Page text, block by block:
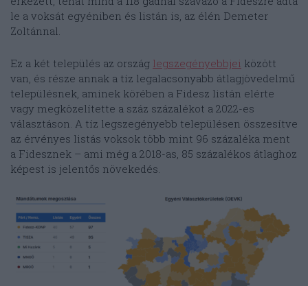
le a voksát egyéniben és listán is, az élén Demeter
Zoltánnal.
Ez a két település az ország legszegényebbjei között
van, és része annak a tíz legalacsonyabb átlagjövedelmű
településnek, aminek körében a Fidesz listán elérte
vagy megközelítette a száz százalékot a 2022-es
választáson. A tíz legszegényebb településen összesítve
az érvényes listás voksok több mint 96 százaléka ment
a Fidesznek – ami még a 2018-as, 85 százalékos átlaghoz
képest is jelentős növekedés.